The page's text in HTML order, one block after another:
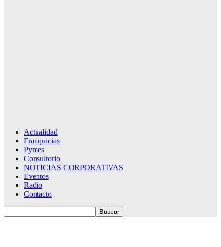
Actualidad
Franquicias
Pymes
Consultorio
NOTICIAS CORPORATIVAS
Eventos
Radio
Contacto